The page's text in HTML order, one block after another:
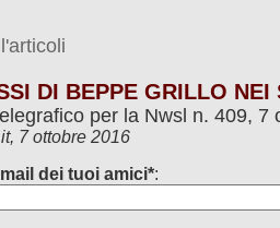
DI BEPPE GRILLO
per la Nwsl n. 409, 7
7 ottobre 2016
dei tuoi amici*: